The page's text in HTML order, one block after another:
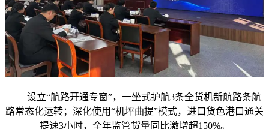
设立“航路开通专窗”，一坐式护航3条全货机新航路条航
路常态化运转；深化使用“机坪曲提”模式，进口货色港口通关
提速3小时，全年监管货量同比激增超150%。